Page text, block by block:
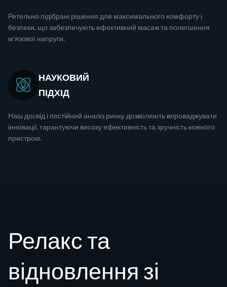
Ретельно підібрані рішення для максимального комфорту і
безпеки, що забезпечують ефективний масаж та полегшення
м'язової напруги.
НАУКОВИЙ
ПІДХІД
Наш досвід і постійний аналіз ринку дозволяють впроваджувати
інновації, гарантуючи високу ефективність та зручність кожного
пристрою.
Релакс та
відновлення зі